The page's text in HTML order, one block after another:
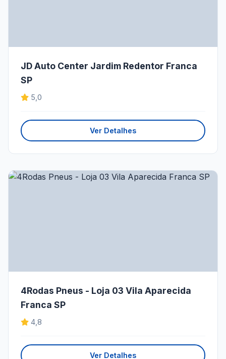
JD Auto Center Jardim Redentor Franca
SP
5,0
Ver Detalhes
4Rodas Pneus - Loja 03 Vila Aparecida
Franca SP
4,8
Ver Detalhes